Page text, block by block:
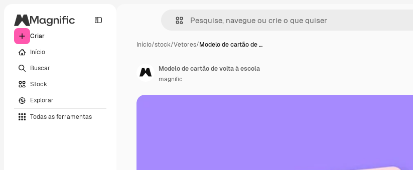
Criar
Início
Buscar
Stock
Explorar
Todas as ferramentas
Início/stock/Vetores/Modelo de cartão de …
Modelo de cartão de volta à escola
magnific